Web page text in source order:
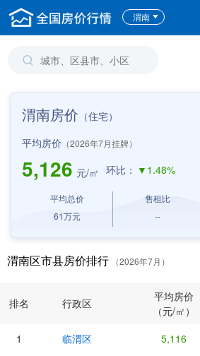
渭南
渭南房价 （住宅）
平均房价 （2026年7月挂牌）
5,126 元/㎡ 环比： ▼1.48%
平均总价
61万元
售租比
--
渭南区市县房价排行 （2026年7月）
排名 行政区
平均房价
（元/㎡）
1 临渭区 5,116